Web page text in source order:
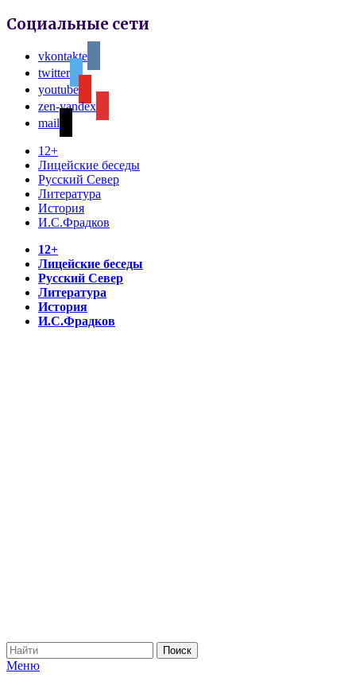
Социальные сети
vkontakte
twitter
youtube
zen-yandex
mail
12+
Лицейские беседы
Русский Север
Литература
История
И.С.Фрадков
12+
Лицейские беседы
Русский Север
Литература
История
И.С.Фрадков
Меню